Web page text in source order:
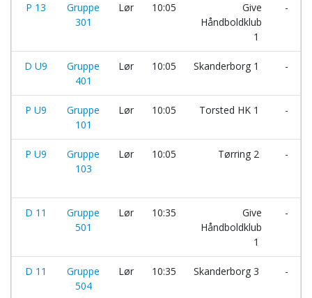
P 13
Gruppe
301
Lør 10:05
Give
Håndboldklub
1
-
D U9
Gruppe
401
Lør 10:05 Skanderborg 1 -
P U9
Gruppe
101
Lør 10:05 Torsted HK 1 -
P U9
Gruppe
103
Lør 10:05 Tørring 2 -
D 11
Gruppe
501
Lør 10:35
Give
Håndboldklub
1
-
D 11
Gruppe
504
Lør 10:35 Skanderborg 3 -